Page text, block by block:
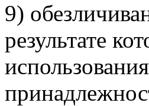
9)
результате